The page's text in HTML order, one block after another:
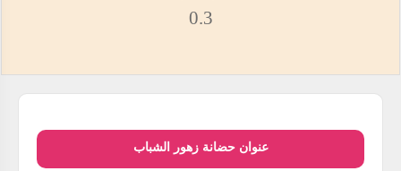
0.3
عنوان حضانة زهور الشباب